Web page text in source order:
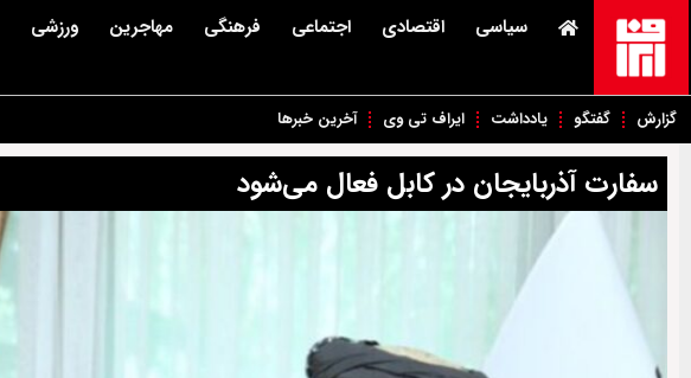
سیاسی اقتصادی اجتماعی فرهنگی مهاجرین ورزشی
گزارش گفتگو یادداشت ایراف تی وی آخرین خبرها
سفارت آذربایجان در کابل فعال می‌شود